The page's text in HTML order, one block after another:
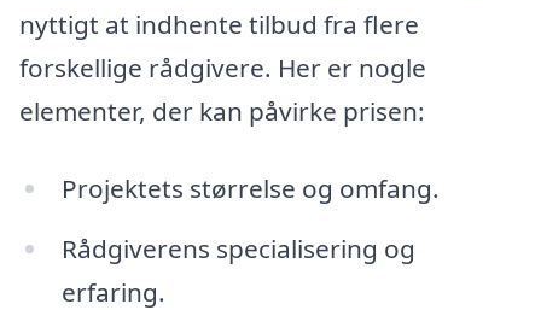
nyttigt at indhente tilbud fra flere
forskellige rådgivere. Her er nogle
elementer, der kan påvirke prisen:
Projektets størrelse og omfang.
Rådgiverens specialisering og
erfaring.